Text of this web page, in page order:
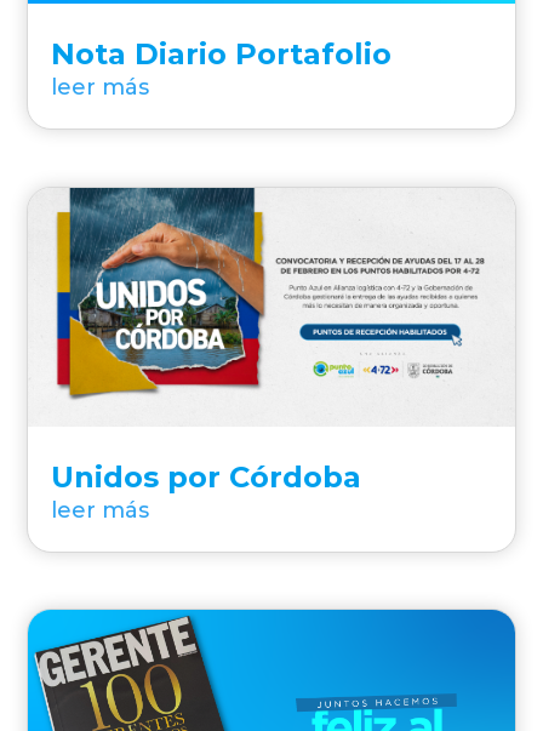
Nota Diario Portafolio
leer más
Unidos por Córdoba
leer más